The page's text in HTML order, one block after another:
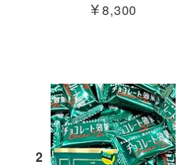
￥8,300
2